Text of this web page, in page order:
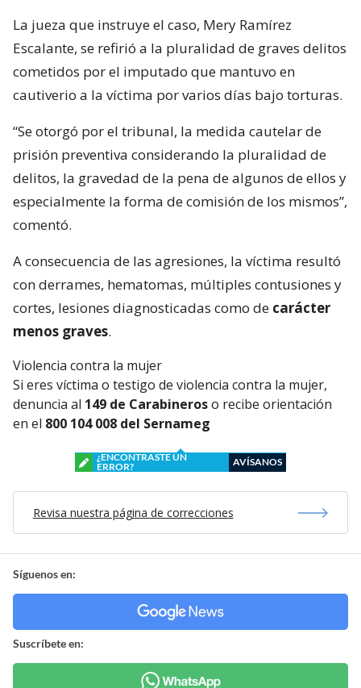
La jueza que instruye el caso, Mery Ramírez
Escalante, se refirió a la pluralidad de graves delitos
cometidos por el imputado que mantuvo en
cautiverio a la víctima por varios días bajo torturas.
“Se otorgó por el tribunal, la medida cautelar de
prisión preventiva considerando la pluralidad de
delitos, la gravedad de la pena de algunos de ellos y
especialmente la forma de comisión de los mismos”,
comentó.
A consecuencia de las agresiones, la víctima resultó
con derrames, hematomas, múltiples contusiones y
cortes, lesiones diagnosticadas como de carácter
menos graves.
Violencia contra la mujer
Si eres víctima o testigo de violencia contra la mujer,
denuncia al 149 de Carabineroso recibe orientación
en el 800 104 008 del Sernameg
¿ENCONTRASTE UN
ERROR?
AVÍSANOS
Revisa nuestra página de correcciones
Síguenos en:
Suscríbete en: